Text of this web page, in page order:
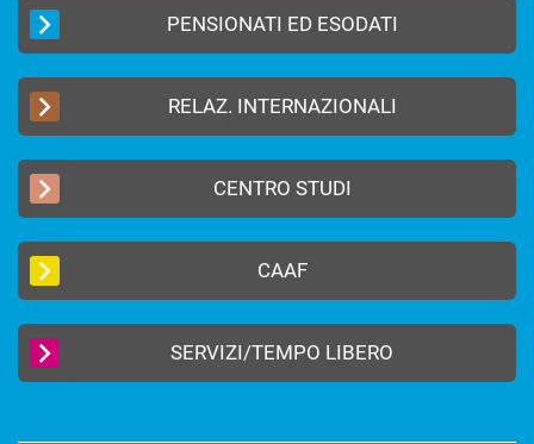
PENSIONATI ED ESODATI
RELAZ. INTERNAZIONALI
CENTRO STUDI
CAAF
SERVIZI/TEMPO LIBERO